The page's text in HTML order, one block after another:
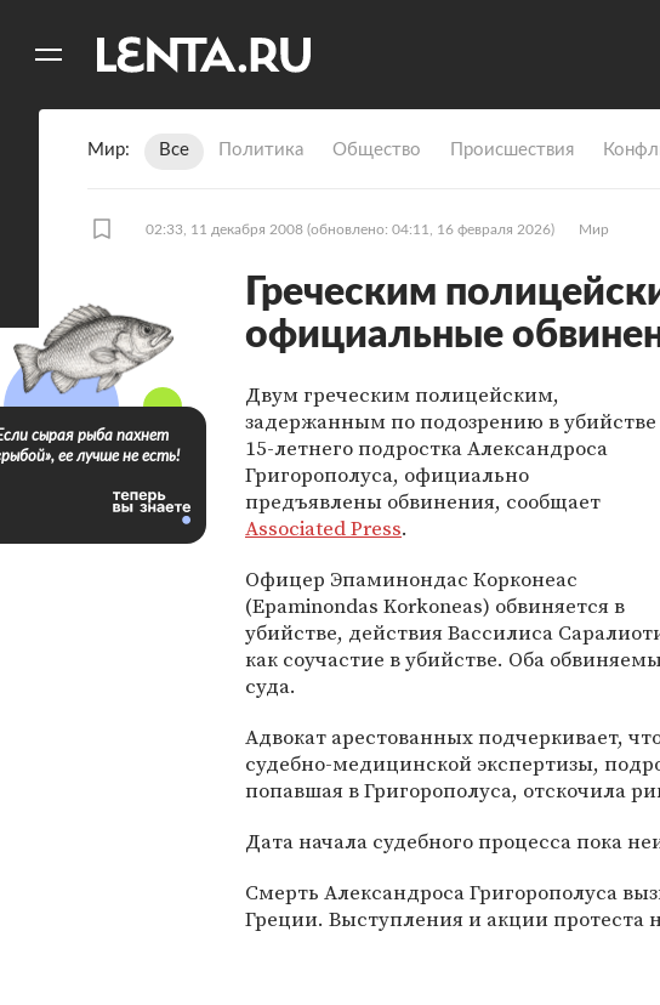
Мир Все Политика Общество Происшествия
02:33, 11 декабря 2008 (обновлено: 04:11, 16 февраля 2026) Мир
Греческим
официальные
Двум греческим полицейским,
задержанным по подозрению в убийстве
15-летнего подростка Александроса
Григорополуса, официально
предъявлены обвинения, сообщает
Associated Press.
Офицер Эпаминондас Корконеас
(Epaminondas Korkoneas) обвиняется в
убийстве, действия Вассилиса
как соучастие в убийстве. Оба
суда.
Адвокат арестованных подчеркивает,
судебно-медицинской экспертизы,
попавшая в Григорополуса, отскочила
Дата начала судебного процесса пока
Смерть Александроса Григорополуса
Греции. Выступления и акции протеста
сырая рыба пахнет
ее лучше не есть!